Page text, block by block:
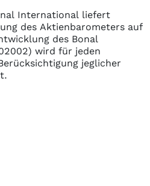
International liefert
des Aktienbarometers auf
des Bonal
wird für jeden
jeglicher